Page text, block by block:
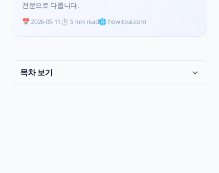
전문으로 다룹니다.
📅2026-05-11 ⏱️ 5 min read🌐 how-toai.com
목차 보기